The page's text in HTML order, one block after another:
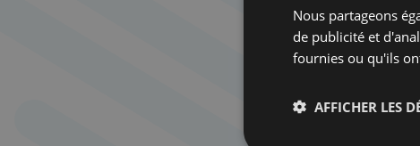
Nous partageons
de publicité et
fournies ou qu'ils
AFFICHER LES